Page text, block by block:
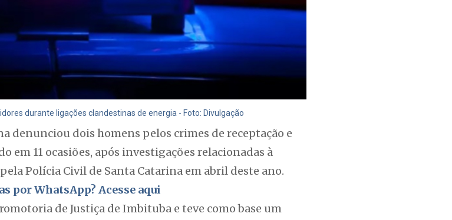
durante ligações clandestinas de energia - Foto: Divulgação
denunciou dois homens pelos crimes de receptação e
11 ocasiões, após investigações relacionadas à
Polícia Civil de Santa Catarina em abril deste ano.
por WhatsApp? Acesse aqui
de Justiça de Imbituba e teve como base um